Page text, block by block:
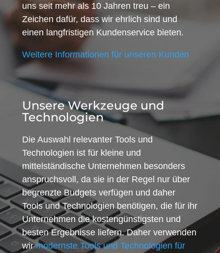
uns seit mehr als 10 Jahren treu – ein
Zeichen dafür, dass wir ehrlich sind und
einen langfristigen Kundenservice bieten.
Weitere Informationen für unseren Kunden
Unsere Werkzeuge und
Technologien
Die Auswahl relevanter Tools und
Technologien ist für kleine und
mittelständische Unternehmen besonders
anspruchsvoll, da sie in der Regel nur über
begrenzte Budgets verfügen und daher
Tools und Technologien benötigen, die für ihr
Unternehmen die kostengünstigsten und
besten Ergebnisse liefern. Daher verwenden
wirmodernste Tools und Technologien für